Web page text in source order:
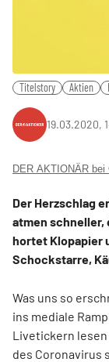
Titelstory Aktien
19.03.2020,
DER AKTIONÄR
Der Herzschlag
atmen schneller,
hortet Klopapier
Schockstarre,
Was uns so
ins mediale
Livetickern lesen
des Coronavirus